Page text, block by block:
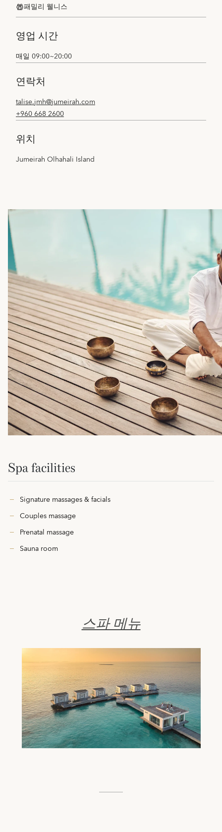
패밀리 웰니스
영업 시간
매일 09:00~20:00
연락처
talise.jmh@jumeirah.com
+960 668 2600
위치
Jumeirah Olhahali Island
Spa facilities
Signature massages & facials
Couples massage
Prenatal massage
Sauna room
스파 메뉴